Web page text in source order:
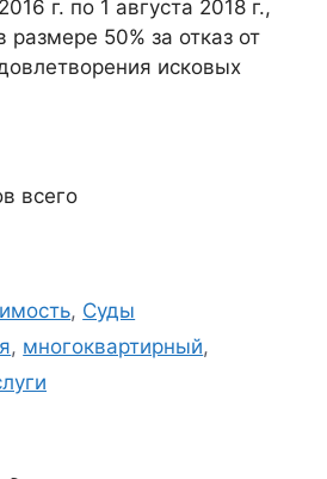
г. по 1 августа 2018 г.,
размере 50% за отказ от
исковых
всего
, Суды
, многоквартирный,